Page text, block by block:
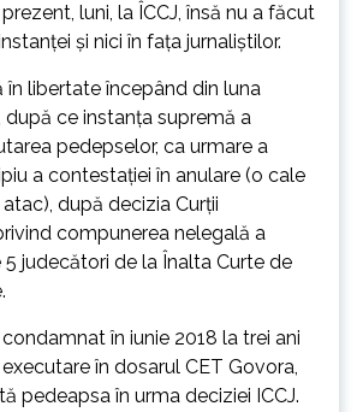
luni, la ÎCCJ, însă nu a făcut
și nici în fața jurnaliștilor.
în libertate începând din luna
după ce instanţa supremă a
pedepselor, ca urmare a
a contestaţiei în anulare (o cale
după decizia Curţii
compunerea nelegală a
judecători de la Înalta Curte de
în iunie 2018 la trei ani
în dosarul CET Govora,
pedeapsa în urma deciziei ICCJ.